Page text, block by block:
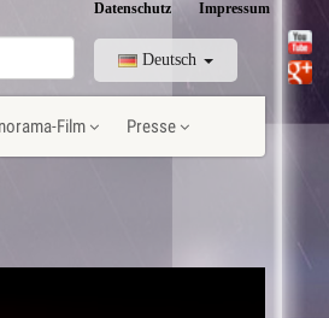
Datenschutz Impressum
Deutsch
Film Presse